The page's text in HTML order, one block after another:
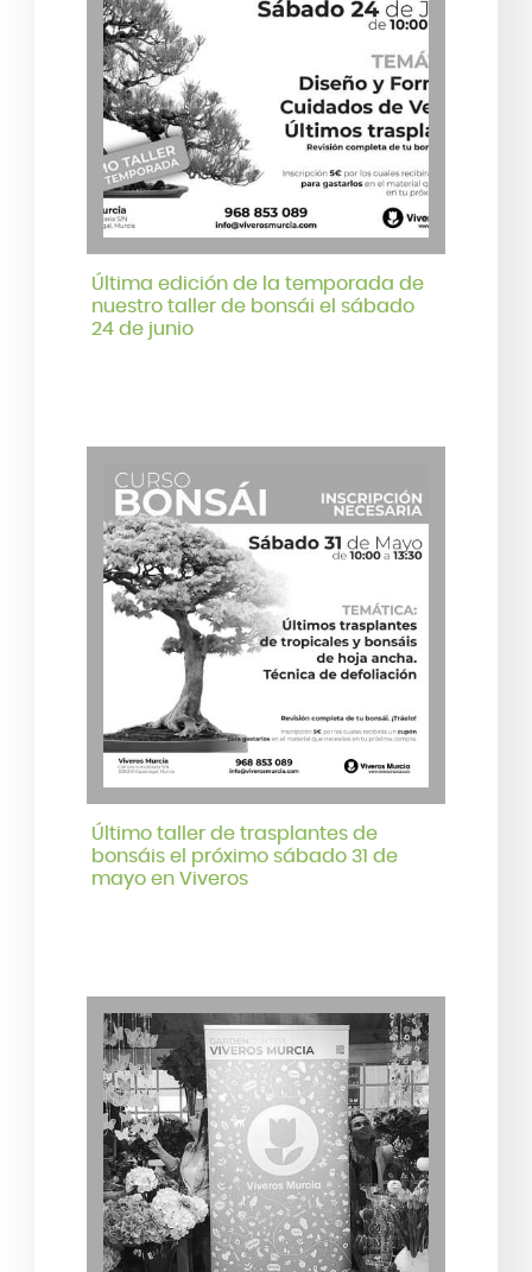
Última edición de la temporada de
nuestro taller de bonsái el sábado
24 de junio
Último taller de trasplantes de
bonsáis el próximo sábado 31 de
mayo en Viveros